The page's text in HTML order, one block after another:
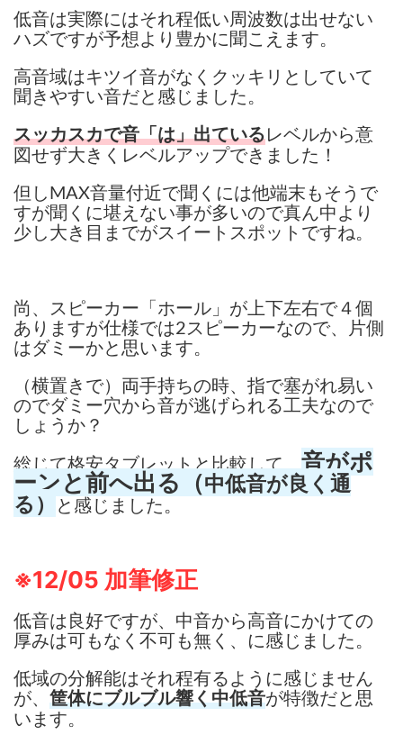
低音は実際にはそれ程低い周波数は出せない
ハズですが予想より豊かに聞こえます。
高音域はキツイ音がなくクッキリとしていて
聞きやすい音だと感じました。
スッカスカで音「は」出ているレベルから意
図せず大きくレベルアップできました！
但しMAX音量付近で聞くには他端末もそうで
すが聞くに堪えない事が多いので真ん中より
少し大き目までがスイートスポットですね。
尚、スピーカー「ホール」が上下左右で４個
ありますが仕様では2スピーカーなので、片側
はダミーかと思います。
（横置きで）両手持ちの時、指で塞がれ易い
のでダミー穴から音が逃げられる工夫なので
しょうか？
総じて格安タブレットと比較して、音がポ
ーンと前へ出る（中低音が良く通
る） と感じました。
※12/05 加筆修正
低音は良好ですが、中音から高音にかけての
厚みは可もなく不可も無く、に感じました。
低域の分解能はそれ程有るように感じません
が、 筐体にブルブル響く中低音が特徴だと思
います。